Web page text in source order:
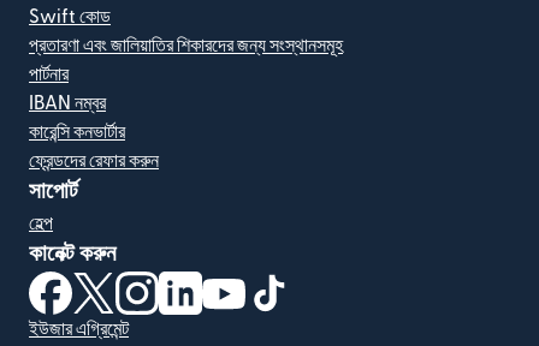
Swift কোড
প্রতারণা এবং জালিয়াতির শিকারদের জন্য সংস্থানসমূহ
পার্টনার
IBAN নম্বর
কারেন্সি কনভার্টার
ফ্রেন্ডদের রেফার করুন
সাপোর্ট
হেল্প
কানেক্ট করুন
(নতুন উইন্ডোতে খুলবে)
(নতুন উইন্ডোতে খুলবে)
(নতুন উইন্ডোতে খুলবে)
(নতুন উইন্ডোতে খুলবে)
(নতুন উইন্ডোতে খুলবে)
ইউজার এগ্রিমেন্ট